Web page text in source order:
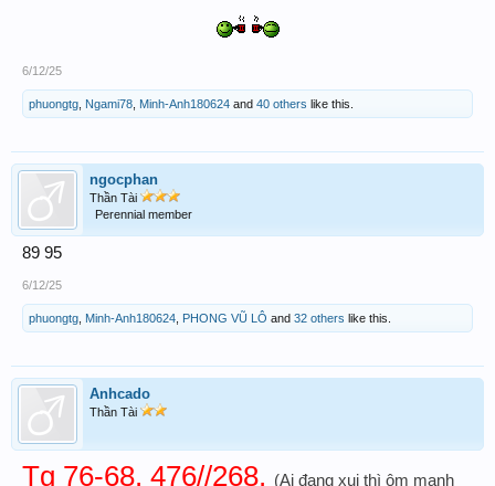
6/12/25
phuongtg Ngami78 Minh-Anh180624 and 40 others like this.
ngocphan
Thần Tài
Perennial member
89 95
6/12/25
phuongtg Minh-Anh180624 PHONG VŨ LÔ and 32 others like this.
Anhcado
Thần Tài
Tg 76-68. 476//268. (Ai đang xui thì ôm mạnh